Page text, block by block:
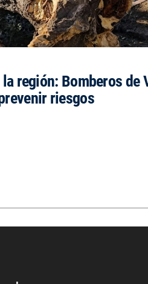
región: Bomberos de
riesgos